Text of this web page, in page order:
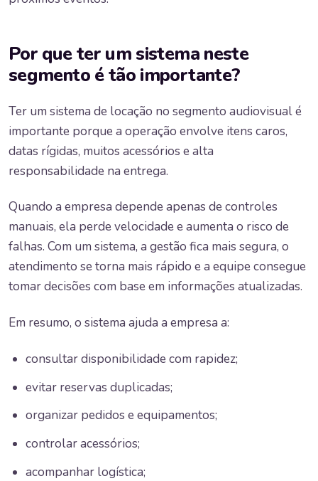
Por que ter um sistema neste
segmento é tão importante?
Ter um sistema de locação no segmento audiovisual é
importante porque a operação envolve itens caros,
datas rígidas, muitos acessórios e alta
responsabilidade na entrega.
Quando a empresa depende apenas de controles
manuais, ela perde velocidade e aumenta o risco de
falhas. Com um sistema, a gestão fica mais segura, o
atendimento se torna mais rápido e a equipe consegue
tomar decisões com base em informações atualizadas.
Em resumo, o sistema ajuda a empresa a:
consultar disponibilidade com rapidez;
evitar reservas duplicadas;
organizar pedidos e equipamentos;
controlar acessórios;
acompanhar logística;